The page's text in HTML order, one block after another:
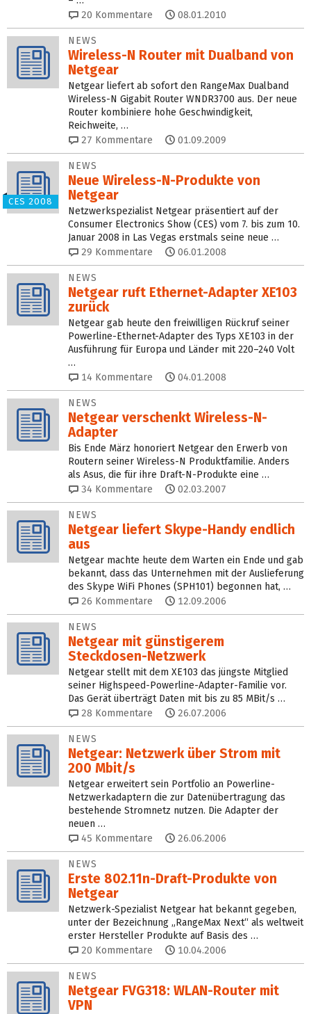
20 Kommentare 08.01.2010
NEWS
Wireless-N Router mit Dualband von
Netgear
Netgear liefert ab sofort den RangeMax Dualband
Wireless-N Gigabit Router WNDR3700 aus. Der neue
Router kombiniere hohe Geschwindigkeit,
Reichweite, …
27 Kommentare 01.09.2009
CES 2008
NEWS
Neue Wireless-N-Produkte von
Netgear
Netzwerkspezialist Netgear präsentiert auf der
Consumer Electronics Show (CES) vom 7. bis zum 10.
Januar 2008 in Las Vegas erstmals seine neue …
29 Kommentare 06.01.2008
NEWS
Netgear ruft Ethernet-Adapter XE103
zurück
Netgear gab heute den freiwilligen Rückruf seiner
Powerline-Ethernet-Adapter des Typs XE103 in der
Ausführung für Europa und Länder mit 220–240 Volt
…
14 Kommentare 04.01.2008
NEWS
Netgear verschenkt Wireless-N-
Adapter
Bis Ende März honoriert Netgear den Erwerb von
Routern seiner Wireless-N Produktfamilie. Anders
als Asus, die für ihre Draft-N-Produkte eine …
34 Kommentare 02.03.2007
NEWS
Netgear liefert Skype-Handy endlich
aus
Netgear machte heute dem Warten ein Ende und gab
bekannt, dass das Unternehmen mit der Auslieferung
des Skype WiFi Phones (SPH101) begonnen hat, …
26 Kommentare 12.09.2006
NEWS
Netgear mit günstigerem
Steckdosen-Netzwerk
Netgear stellt mit dem XE103 das jüngste Mitglied
seiner Highspeed-Powerline-Adapter-Familie vor.
Das Gerät überträgt Daten mit bis zu 85 MBit/s …
28 Kommentare 26.07.2006
NEWS
Netgear: Netzwerk über Strom mit
200 Mbit/s
Netgear erweitert sein Portfolio an Powerline-
Netzwerkadaptern die zur Datenübertragung das
bestehende Stromnetz nutzen. Die Adapter der
neuen …
45 Kommentare 26.06.2006
NEWS
Erste 802.11n-Draft-Produkte von
Netgear
Netzwerk-Spezialist Netgear hat bekannt gegeben,
unter der Bezeichnung „RangeMax Next“ als weltweit
erster Hersteller Produkte auf Basis des …
20 Kommentare 10.04.2006
NEWS
Netgear FVG318: WLAN-Router mit
VPN